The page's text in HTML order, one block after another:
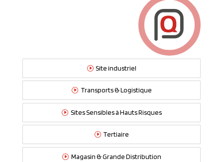
Site industriel
Transports & Logistique
Sites Sensibles à Hauts Risques
Tertiaire
Magasin & Grande Distribution